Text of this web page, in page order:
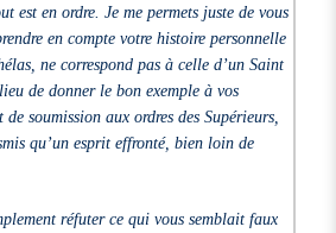
est en ordre. Je me permets juste de vous
en compte votre histoire personnelle
ne correspond pas à celle d’un Saint
de donner le bon exemple à vos
soumission aux ordres des Supérieurs,
qu’un esprit effronté, bien loin de
réfuter ce qui vous semblait faux